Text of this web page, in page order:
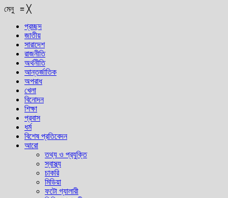
মেনু ≡ ╳
প্রচ্ছদ
জাতীয়
সারাদেশ
রাজনীতি
অর্থনীতি
আন্তর্জাতিক
অপরাধ
খেলা
বিনোদন
শিক্ষা
প্রবাস
ধর্ম
বিশেষ প্রতিবেদন
আরো
তথ্য ও প্রযুক্তি
স্বাস্থ্য
চাকরি
মিডিয়া
ফটো গ্যালারী